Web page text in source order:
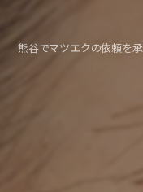
熊谷でマツエクの依頼を